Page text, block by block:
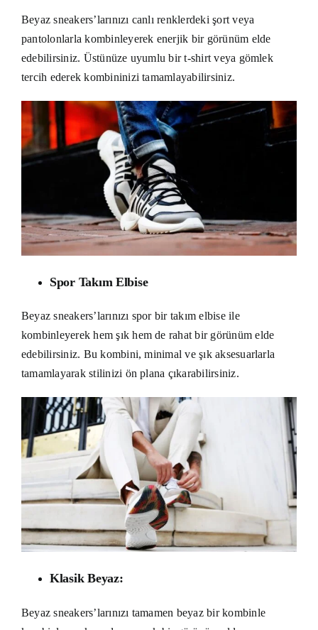
Beyaz sneakers’larınızı canlı renklerdeki şort veya
pantolonlarla kombinleyerek enerjik bir görünüm elde
edebilirsiniz. Üstünüze uyumlu bir t-shirt veya gömlek
tercih ederek kombininizi tamamlayabilirsiniz.
Spor Takım Elbise
Beyaz sneakers’larınızı spor bir takım elbise ile
kombinleyerek hem şık hem de rahat bir görünüm elde
edebilirsiniz. Bu kombini, minimal ve şık aksesuarlarla
tamamlayarak stilinizi ön plana çıkarabilirsiniz.
Klasik Beyaz:
Beyaz sneakers’larınızı tamamen beyaz bir kombinle